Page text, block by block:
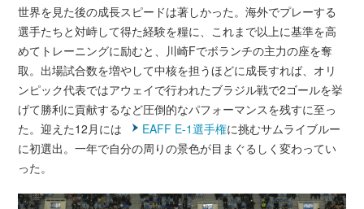
世界を見た後の成長スピードは著しかった。海外でプレーする
選手たちと対峙して得た経験を糧に、これまで以上に基準を高
めてトレーニングに励むと、川崎Fでボランチの主力の座を奪
取。出場試合数を増やして中核を担うほどに成長すれば、オリ
ンピック代表ではアウェイで行われたブラジル戦で2ゴールを挙
げて勝利に貢献するなど圧倒的なパフォーマンスを残すに至っ
た。迎えた12月には
EAFF E-1選手権に挑むサムライブルー
に初選出。一年で自分の周りの景色が目まぐるしく変わってい
った。